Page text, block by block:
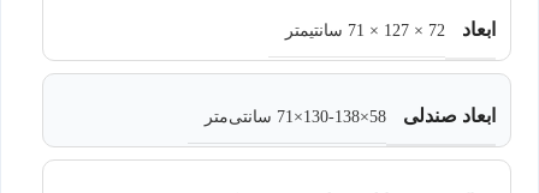
ابعاد 72 × 127 × 71 سانتیمتر
ابعاد صندلی 58×130-138×71 سانتی‌متر